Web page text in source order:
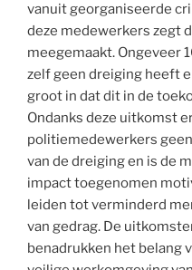
vanuit georganiseerde
deze medewerkers zegt
meegemaakt. Ongeveer
zelf geen dreiging heeft
groot in dat dit in de
Ondanks deze uitkomst
politiemedewerkers
van de dreiging en is de
impact toegenomen
leiden tot verminderd
van gedrag. De
benadrukken het belang